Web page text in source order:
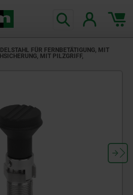
FÜR FERNBETÄTIGUNG, MIT
MIT PILZGRIFF,